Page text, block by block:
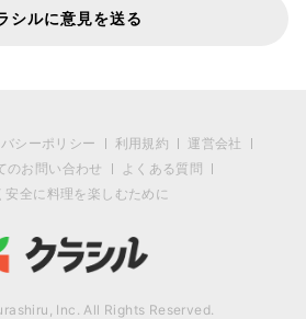
シルに意見を送る
シーポリシー 利用規約
運営会社
のお問い合わせ
よくある質問
安全に料理を楽しむために
Inc. All Rights Reserved.